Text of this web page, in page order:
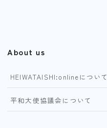
About us
HEIWATAISHI:onlineについて
平和大使協議会について